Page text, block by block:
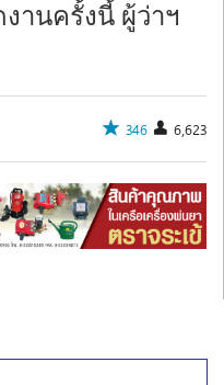
านครั้งนี้ ผู้ว่าฯ
346 6,623